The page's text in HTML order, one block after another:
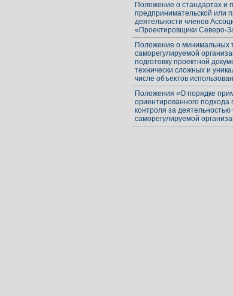
Положение о стандартах и
предпринимательской или
деятельности членов
«Проектировщики Северо-
Положение о минимальных
саморегулируемой
подготовку проектной
технически сложных и
числе объектов
Положения «О порядке
ориентированного подхода
контроля за деятельностью
саморегулируемой